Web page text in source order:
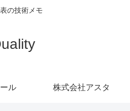
の技術メモ
ル 株式会社アスタ